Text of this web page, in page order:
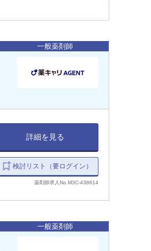
一般薬剤師
詳細を見る
検討リスト（要ログイン）
薬剤師求人No.M3C-438614
一般薬剤師